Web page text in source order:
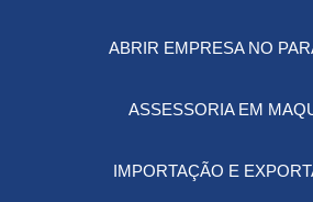
ABRIR EMPRESA NO
ASSESSORIA EM
IMPORTAÇÃO E